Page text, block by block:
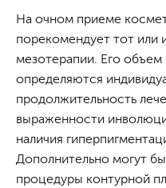
На очном приеме
порекомендует тот или
мезотерапии. Его объем
определяются
продолжительность
выраженности
наличия
Дополнительно могут
процедуры контурной